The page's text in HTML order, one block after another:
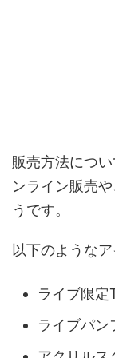
販売方法につ
ンライン販売
うです。
以下のような
ライブ限定
ライブパン